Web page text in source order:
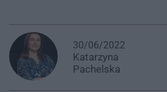
30/06/2022
Katarzyna
Pachelska